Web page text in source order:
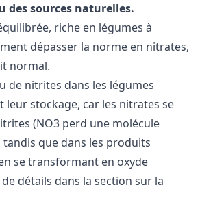
des sources naturelles.
riche en légumes à
dépasser la norme en nitrates,
normal.
de nitrites dans les légumes
leur stockage, car les nitrates se
(NO3 perd une molécule
tandis que dans les produits
se transformant en oxyde
détails dans la section sur la